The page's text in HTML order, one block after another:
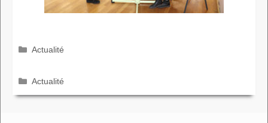
Catégories
Actualité
Catégories
Actualité